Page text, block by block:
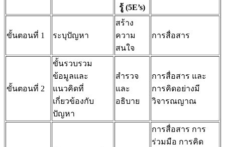
รู้ (5E’s)
ขั้นตอนที่ 1 ระบุปัญหา
สร้าง
ความ
สนใจ
การสื่อสาร
ขั้นตอนที่ 2
ขั้นรวบรวม
ข้อมูลและ
แนวคิดที่
เกี่ยวข้องกับ
ปัญหา
สำรวจ
และ
อธิบาย
การสื่อสาร และ
การคิดอย่างมี
วิจารณญาณ
การสื่อสาร การ
ร่วมมือ การคิด